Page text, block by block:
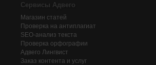
Сервисы Адвего
Магазин статей
Проверка на антиплагиат
SEO-анализ текста
Проверка орфографии
Адвего Лингвист
Заказ контента и услуг